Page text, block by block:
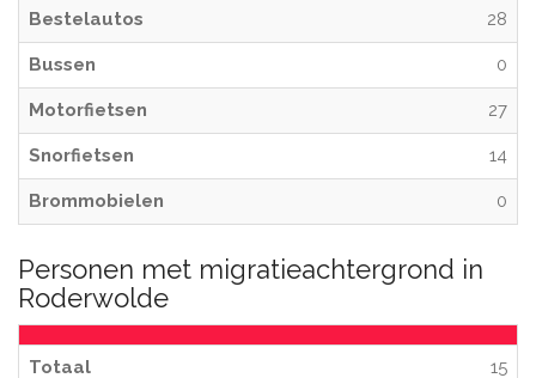
Bestelautos 28
Bussen 0
Motorfietsen 27
Snorfietsen 14
Brommobielen 0
Personen met migratieachtergrond in
Roderwolde
Totaal 15